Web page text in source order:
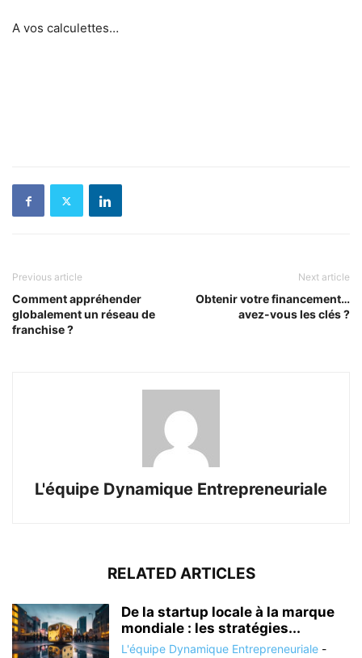
A vos calculettes…
Previous article
Comment appréhender
globalement un réseau de
franchise ?
Next article
Obtenir votre financement…
avez-vous les clés ?
L'équipe Dynamique Entrepreneuriale
RELATED ARTICLES
De la startup locale à la marque
mondiale : les stratégies...
L'équipe Dynamique Entrepreneuriale -